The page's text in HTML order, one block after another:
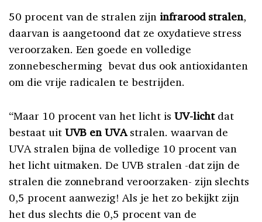
50 procent van de stralen zijn infrarood stralen,
daarvan is aangetoond dat ze oxydatieve stress
veroorzaken. Een goede en volledige
zonnebescherming bevat dus ook antioxidanten
om die vrije radicalen te bestrijden.
“Maar 10 procent van het licht is UV-lichtdat
bestaat uit UVB en UVAstralen. waarvan de
UVA stralen bijna de volledige 10 procent van
het licht uitmaken. De UVB stralen -dat zijn de
stralen die zonnebrand veroorzaken- zijn slechts
0,5 procent aanwezig! Als je het zo bekijkt zijn
het dus slechts die 0,5 procent van de